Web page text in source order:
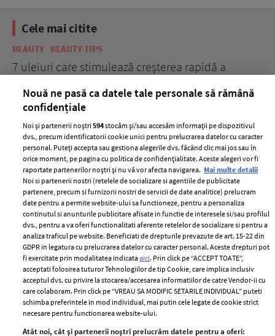
Cele mai citite
BEAUTY BEAUTY TIPS
7 uleiuri care stimulează creșterea rapidă a
ELLE Style Awards
2024
Despre ELLE
Romania
Contact
Abonamente
Termeni si conditii
Politica de
confidențialitate
Politica de cookies
Publicitate
Nouă ne pasă ca datele tale personale să rămână
confidențiale
Noi și partenerii noștri594stocăm și/sau accesăm informații pe dispozitivul
dvs., precum identificatorii cookie unici pentru prelucrarea datelor cu caracter
personal. Puteți accepta sau gestiona alegerile dvs. făcând clic mai jos sau în
orice moment, pe pagina cu politica de confidențialitate. Aceste alegeri vor fi
raportate partenerilor noștri și nu vă vor afecta navigarea. Mai multe detalii
Noi si partenerii nostri (retelele de socializare si agentiile de publicitate
partenere, precum si furnizorii nostri de servicii de date analitice) prelucram
date pentru a permite website-ului sa functioneze, pentru a personaliza
continutul si anunturile publicitare afisate in functie de interesele si/sau profilul
dvs., pentru a va oferi functionalitati aferente retelelor de socializare si pentru a
analiza traficul pe website. Beneficiati de drepturile prevazute de art. 15-22 din
GDPR in legatura cu prelucrarea datelor cu caracter personal. Aceste drepturi pot
fi exercitate prin modalitatea indicataaici. Prin click pe “ACCEPT TOATE”,
acceptati folosirea tuturor Tehnologiilor de tip Cookie, care implica inclusiv
acceptul dvs. cu privire la stocarea/accesarea informatiilor de catre Vendor-ii cu
care colaboram. Prin click pe “VREAU SA MODIFIC SETARILE INDIVIDUAL” puteti
schimba preferintele in mod individual, mai putin cele legate de cookie strict
necesare pentru functionarea website-ului.
Atât noi, cât și partenerii noștri prelucrăm datele pentru a oferi: